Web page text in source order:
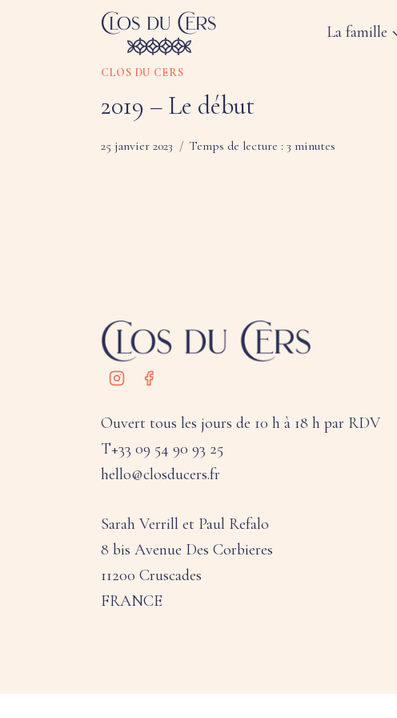
La famille
CLOS DU CERS
2019 – Le début
25 janvier 2023 Temps de lecture : 3 minutes
Ouvert tous les jours de 10 h à 18 h par RDV
T+33 09 54 90 93 25
hello@closducers.fr
Sarah Verrill et Paul Refalo
8 bis Avenue Des Corbieres
11200 Cruscades
FRANCE